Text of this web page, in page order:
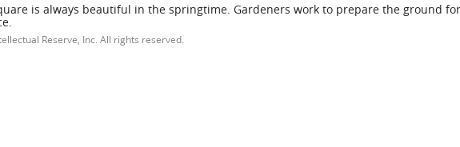
is always beautiful in the springtime. Gardeners work to prepare the ground
Reserve, Inc. All rights reserved.